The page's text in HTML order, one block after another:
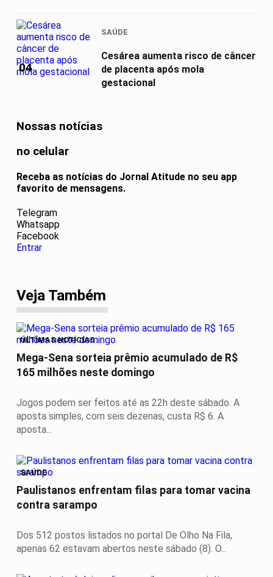
04
SAÚDE
Cesárea aumenta risco de câncer
de placenta após mola
gestacional
Nossas notícias
no celular
Receba as notícias do Jornal Atitude no seu app
favorito de mensagens.
Telegram
Whatsapp
Facebook
Entrar
Veja Também
ÚLTIMAS NOTÍCIAS
Mega-Sena sorteia prêmio acumulado de R$
165 milhões neste domingo
Jogos podem ser feitos até as 22h deste sábado. A
aposta simples, com seis dezenas, custa R$ 6. A
aposta...
SAÚDE
Paulistanos enfrentam filas para tomar vacina
contra sarampo
Dos 512 postos listados no portal De Olho Na Fila,
apenas 62 estavam abertos neste sábado (8). O...